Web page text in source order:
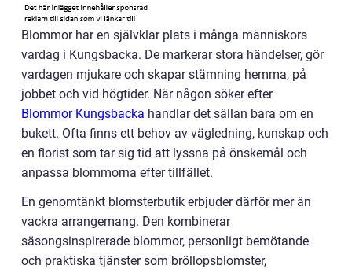
Blommor har en självklar plats i många människors
vardag i Kungsbacka. De markerar stora händelser, gör
vardagen mjukare och skapar stämning hemma, på
jobbet och vid högtider. När någon söker efter
Blommor Kungsbacka handlar det sällan bara om en
bukett. Ofta finns ett behov av vägledning, kunskap och
en florist som tar sig tid att lyssna på önskemål och
anpassa blommorna efter tillfället.
En genomtänkt blomsterbutik erbjuder därför mer än
vackra arrangemang. Den kombinerar
säsongsinspirerade blommor, personligt bemötande
och praktiska tjänster som bröllopsblomster,